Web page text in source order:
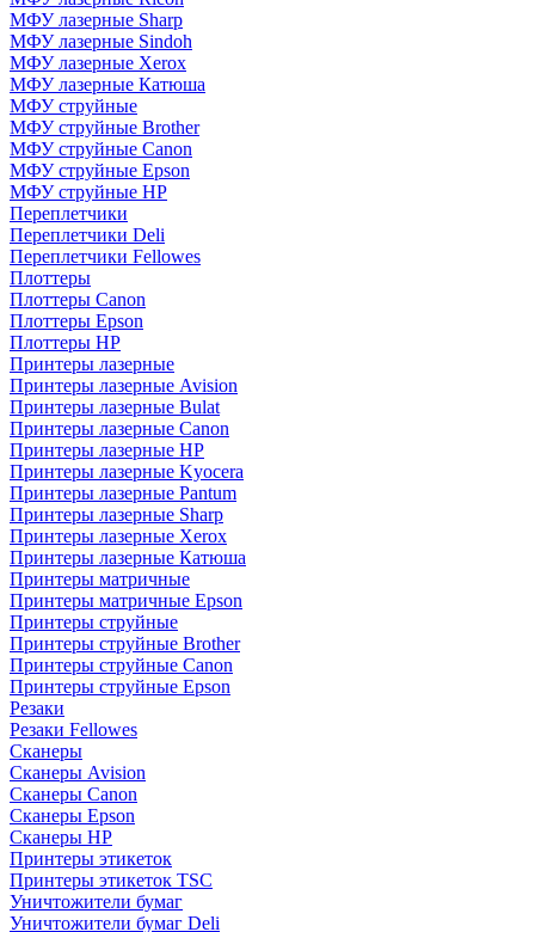
МФУ лазерные Sharp
МФУ лазерные Sindoh
МФУ лазерные Xerox
МФУ лазерные Катюша
МФУ струйные
МФУ струйные Brother
МФУ струйные Canon
МФУ струйные Epson
МФУ струйные HP
Переплетчики
Переплетчики Deli
Переплетчики Fellowes
Плоттеры
Плоттеры Canon
Плоттеры Epson
Плоттеры HP
Принтеры лазерные
Принтеры лазерные Avision
Принтеры лазерные Bulat
Принтеры лазерные Canon
Принтеры лазерные HP
Принтеры лазерные Kyocera
Принтеры лазерные Pantum
Принтеры лазерные Sharp
Принтеры лазерные Xerox
Принтеры лазерные Катюша
Принтеры матричные
Принтеры матричные Epson
Принтеры струйные
Принтеры струйные Brother
Принтеры струйные Canon
Принтеры струйные Epson
Резаки
Резаки Fellowes
Сканеры
Сканеры Avision
Сканеры Canon
Сканеры Epson
Сканеры HP
Принтеры этикеток
Принтеры этикеток TSC
Уничтожители бумаг
Уничтожители бумаг Deli